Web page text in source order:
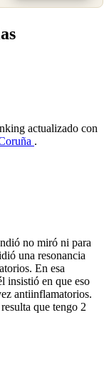
actualizado con
.
no miró ni para
una resonancia
En esa
insistió en que eso
antiinflamatorios.
que tengo 2